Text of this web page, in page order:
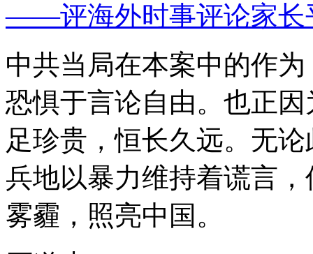
——评海外时事评论家长
中共当局在本案中的作
恐惧于言论自由。也正
足珍贵，恒长久远。无
兵地以暴力维持着谎言
雾霾，照亮中国。